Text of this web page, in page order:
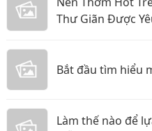
Thư Giãn Được
Bắt đầu tìm hiểu
Làm thế nào để